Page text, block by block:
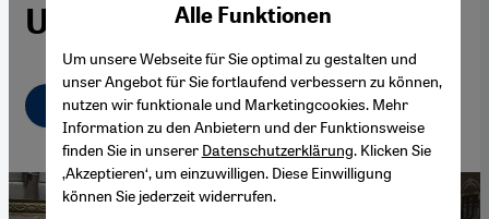
Unwillkommenes Exil
Deutsch English عربي
Alle Funktionen
Um unsere Webseite für Sie optimal zu gestalten und
unser Angebot für Sie fortlaufend verbessern zu können,
nutzen wir funktionale und Marketingcookies. Mehr
Information zu den Anbietern und der Funktionsweise
finden Sie in unserer Datenschutzerklärung. Klicken Sie
‚Akzeptieren‘, um einzuwilligen. Diese Einwilligung
können Sie jederzeit widerrufen.